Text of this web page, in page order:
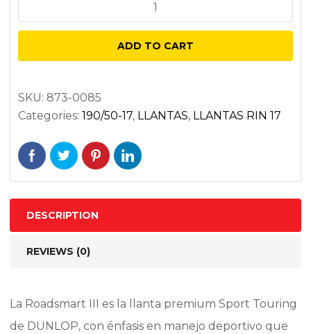
ROADSMART
190/50ZR17
NEGRA
73W
TL
ADD TO CART
SKU: 873-0085
Categories: 190/50-17, LLANTAS, LLANTAS RIN 17
DESCRIPTION
REVIEWS (0)
La Roadsmart III es la llanta premium Sport Touring
de DUNLOP, con énfasis en manejo deportivo que